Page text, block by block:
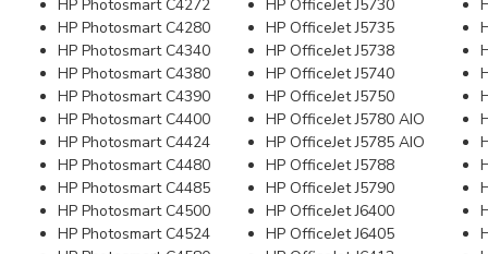
HP Photosmart C4272
HP Photosmart C4280
HP Photosmart C4340
HP Photosmart C4380
HP Photosmart C4390
HP Photosmart C4400
HP Photosmart C4424
HP Photosmart C4480
HP Photosmart C4485
HP Photosmart C4500
HP Photosmart C4524
HP OfficeJet J5730
HP OfficeJet J5735
HP OfficeJet J5738
HP OfficeJet J5740
HP OfficeJet J5750
HP OfficeJet J5780 AIO
HP OfficeJet J5785 AIO
HP OfficeJet J5788
HP OfficeJet J5790
HP OfficeJet J6400
HP OfficeJet J6405